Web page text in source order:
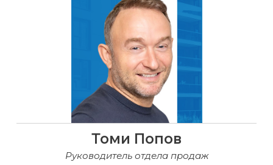
Томи Попов
Руководитель отдела продаж